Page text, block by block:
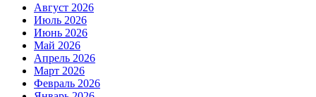
Август 2026
Июль 2026
Июнь 2026
Май 2026
Апрель 2026
Март 2026
Февраль 2026